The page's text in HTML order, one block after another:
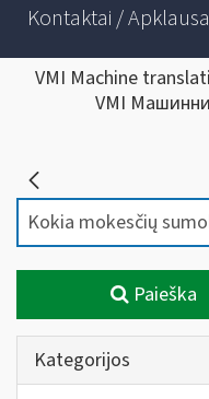
Kontaktai / Apklausa
VMI Machine
VMI
Paieška
Kategorijos